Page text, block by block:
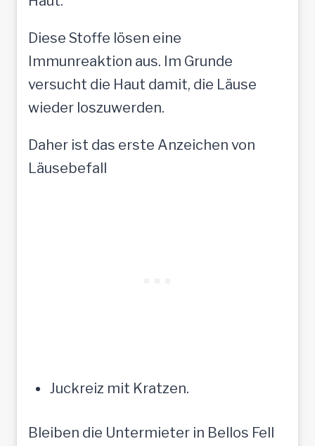
Diese Stoffe lösen eine
Immunreaktion aus. Im Grunde
versucht die Haut damit, die Läuse
wieder loszuwerden.
Daher ist das erste Anzeichen von
Läusebefall
Juckreiz mit Kratzen.
Bleiben die Untermieter in Bellos Fell